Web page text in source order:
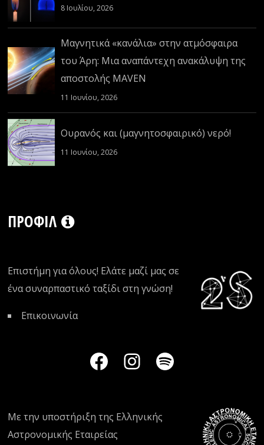
8 Ιουλίου, 2026
Μαγνητικά «κανάλια» στην ατμόσφαιρα
του Άρη: Μια αναπάντεχη ανακάλυψη της
αποστολής MAVEN
11 Ιουνίου, 2026
Ουρανός και (μαγνητοσφαιρικό) νερό!
11 Ιουνίου, 2026
ΠΡΟΦΊΛ
Επιστήμη για όλους! Ελάτε μαζί μας σε
ένα συναρπαστικό ταξίδι στη γνώση!
Επικοινωνία
Με την υποστήριξη της Ελληνικής
Αστρονομικής Εταιρείας